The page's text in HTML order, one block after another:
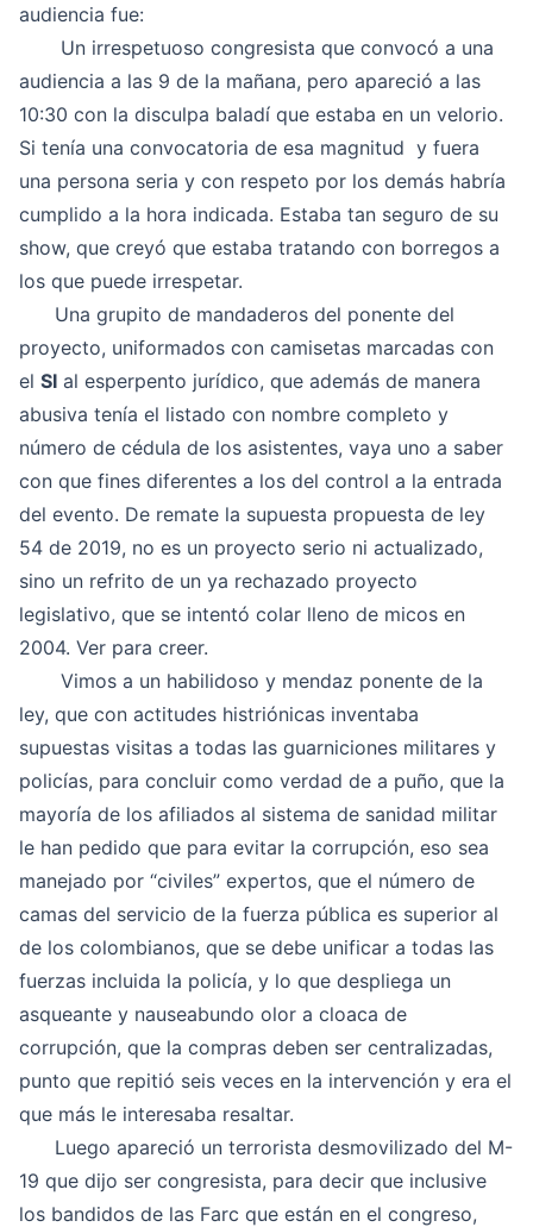
audiencia fue:
Un irrespetuoso congresista que convocó a una
audiencia a las 9 de la mañana, pero apareció a las
10:30 con la disculpa baladí que estaba en un velorio.
Si tenía una convocatoria de esa magnitud y fuera
una persona seria y con respeto por los demás habría
cumplido a la hora indicada. Estaba tan seguro de su
show, que creyó que estaba tratando con borregos a
los que puede irrespetar.
Una grupito de mandaderos del ponente del
proyecto, uniformados con camisetas marcadas con
el SI al esperpento jurídico, que además de manera
abusiva tenía el listado con nombre completo y
número de cédula de los asistentes, vaya uno a saber
con que fines diferentes a los del control a la entrada
del evento. De remate la supuesta propuesta de ley
54 de 2019, no es un proyecto serio ni actualizado,
sino un refrito de un ya rechazado proyecto
legislativo, que se intentó colar lleno de micos en
2004. Ver para creer.
Vimos a un habilidoso y mendaz ponente de la
ley, que con actitudes histriónicas inventaba
supuestas visitas a todas las guarniciones militares y
policías, para concluir como verdad de a puño, que la
mayoría de los afiliados al sistema de sanidad militar
le han pedido que para evitar la corrupción, eso sea
manejado por “civiles” expertos, que el número de
camas del servicio de la fuerza pública es superior al
de los colombianos, que se debe unificar a todas las
fuerzas incluida la policía, y lo que despliega un
asqueante y nauseabundo olor a cloaca de
corrupción, que la compras deben ser centralizadas,
punto que repitió seis veces en la intervención y era el
que más le interesaba resaltar.
Luego apareció un terrorista desmovilizado del M-
19 que dijo ser congresista, para decir que inclusive
los bandidos de las Farc que están en el congreso,